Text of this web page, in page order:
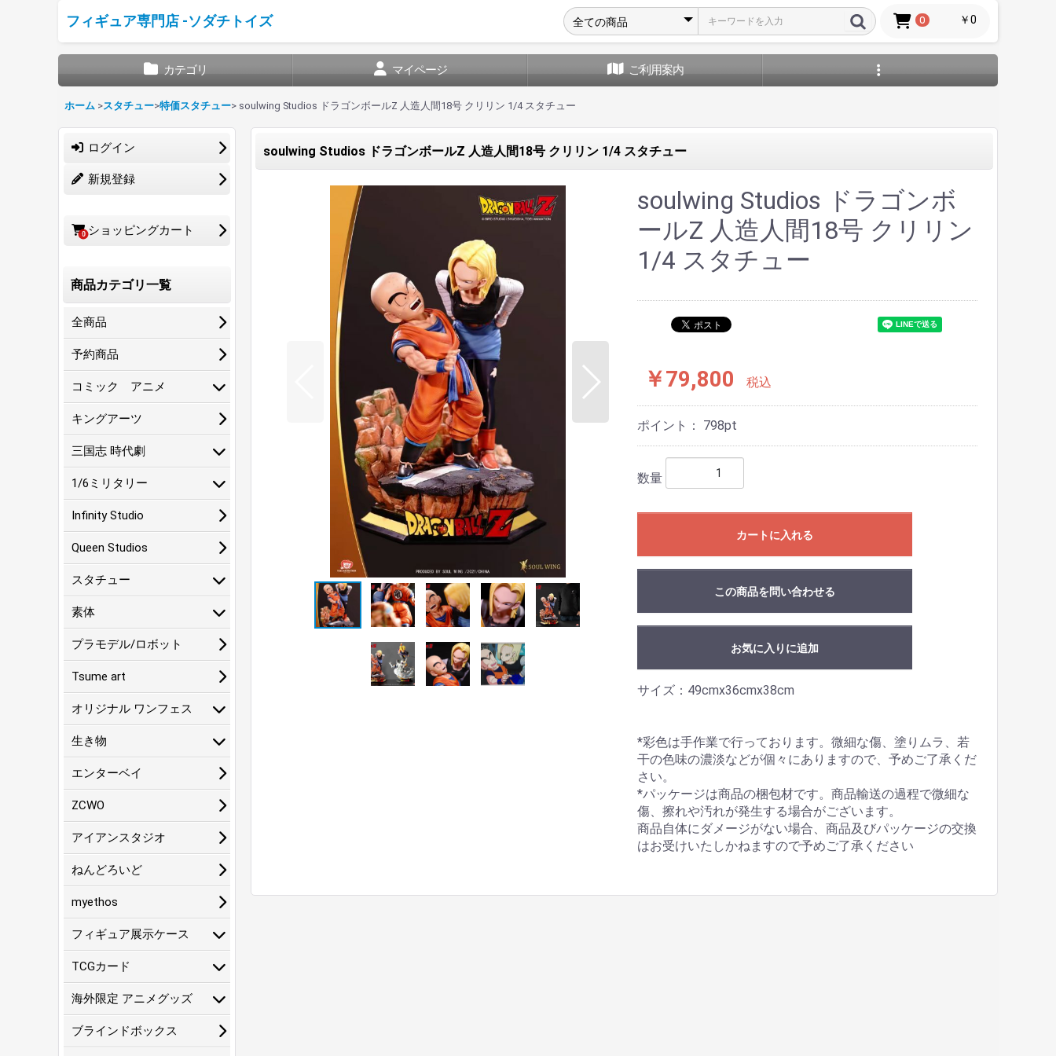
フィギュア専門店 -ソダチトイズ 0 ￥0
カテゴリ マイページ ご利用案内
ホーム >スタチュー>特価スタチュー> soulwing Studios ドラゴンボールZ 人造人間18号 クリリン 1/4 スタチュー
ログイン
新規登録
0 ショッピングカート
商品カテゴリ一覧
全商品
予約商品
コミック アニメ
キングアーツ
三国志 時代劇
1/6ミリタリー
Infinity Studio
Queen Studios
スタチュー
素体
プラモデル/ロボット
Tsume art
オリジナル ワンフェス
生き物
エンターベイ
ZCWO
アイアンスタジオ
ねんどろいど
myethos
フィギュア展示ケース
TCGカード
海外限定 アニメグッズ
ブラインドボックス
soulwing Studios ドラゴンボールZ 人造人間18号 クリリン 1/4 スタチュー
soulwing Studios ドラゴンボ
ールZ 人造人間18号 クリリン
1/4 スタチュー
￥79,800 税込
ポイント： 798pt
数量
カートに入れる
この商品を問い合わせる
お気に入りに追加
サイズ：49cmx36cmx38cm
*彩色は手作業で行っております。微細な傷、塗りムラ、若
干の色味の濃淡などが個々にありますので、予めご了承くだ
さい。
*パッケージは商品の梱包材です。商品輸送の過程で微細な
傷、擦れや汚れが発生する場合がございます。
商品自体にダメージがない場合、商品及びパッケージの交換
はお受けいたしかねますので予めご了承ください